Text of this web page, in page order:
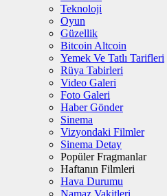
Teknoloji
Oyun
Güzellik
Bitcoin Altcoin
Yemek Ve Tatlı Tarifleri
Rüya Tabirleri
Video Galeri
Foto Galeri
Haber Gönder
Sinema
Vizyondaki Filmler
Sinema Detay
Popüler Fragmanlar
Haftanın Filmleri
Hava Durumu
Namaz Vakitleri